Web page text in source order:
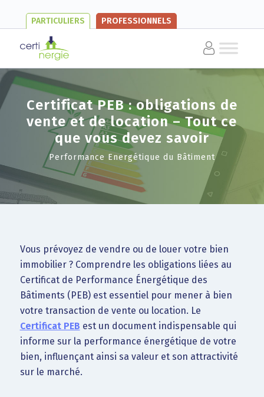
PARTICULIERS PROFESSIONNELS
Certificat PEB : obligations de
vente et de location – Tout ce
que vous devez savoir
Performance Energétique du Bâtiment
Vous prévoyez de vendre ou de louer votre bien
immobilier ? Comprendre les obligations liées au
Certificat de Performance Énergétique des
Bâtiments (PEB) est essentiel pour mener à bien
votre transaction de vente ou location. Le
Certificat PEB est un document indispensable qui
informe sur la performance énergétique de votre
bien, influençant ainsi sa valeur et son attractivité
sur le marché.